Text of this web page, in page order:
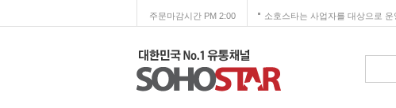
주문마감시간 PM 2:00 소호스타는 사업자를 대상으로